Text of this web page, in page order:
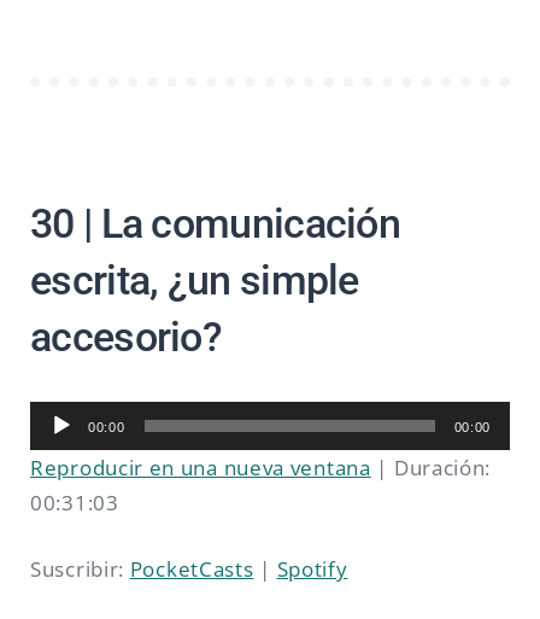
30 | La comunicación
escrita, ¿un simple
accesorio?
Reproductor
de
audio
00:00 00:00
Reproducir en una nueva ventana | Duración:
00:31:03
Suscribir: PocketCasts | Spotify